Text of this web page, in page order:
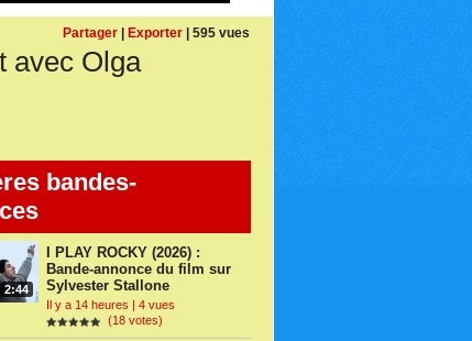
Partager | Exporter | 595 vues
avec Olga
bandes-
2:44
I PLAY ROCKY (2026) :
Bande-annonce du film sur
Sylvester Stallone
Il y a 14 heures | 4 vues
(18 votes)